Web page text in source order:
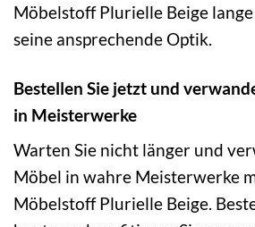
Möbelstoff Plurielle Beige
seine ansprechende Optik.
Bestellen Sie jetzt und
in Meisterwerke
Warten Sie nicht länger und
Möbel in wahre Meisterwerke
Möbelstoff Plurielle Beige.